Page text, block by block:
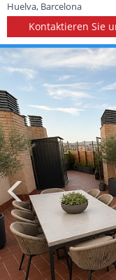
Huelva, Barcelona
Kontaktieren Sie